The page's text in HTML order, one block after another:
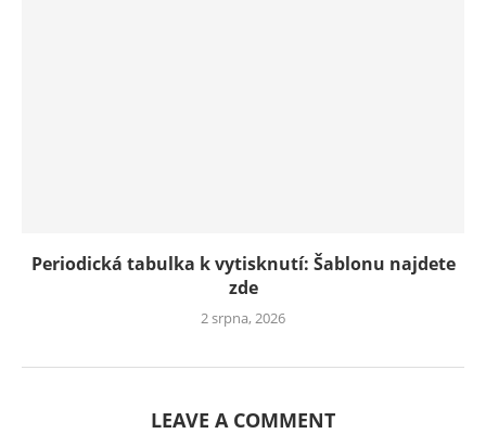
Periodická tabulka k vytisknutí: Šablonu najdete
zde
2 srpna, 2026
LEAVE A COMMENT